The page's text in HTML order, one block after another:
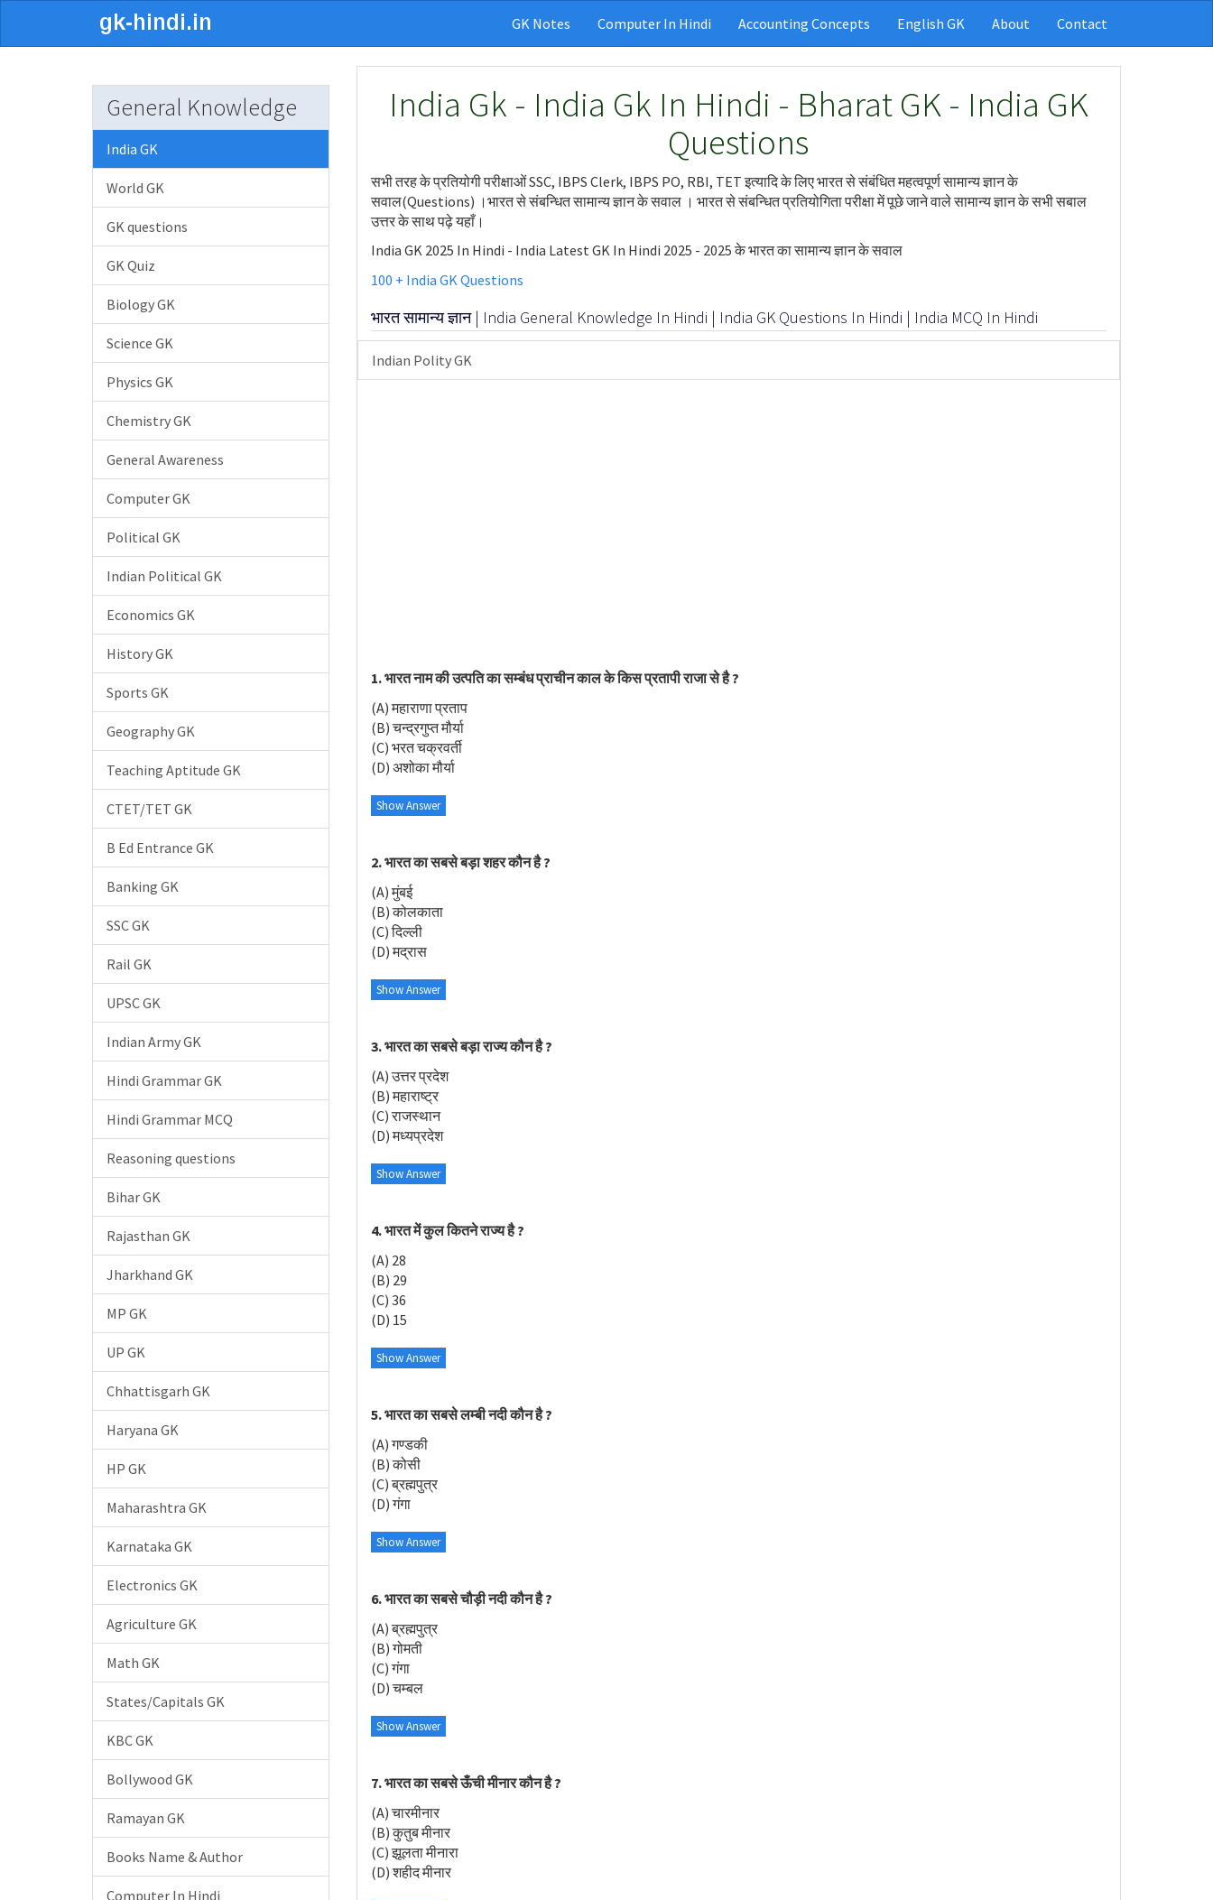
GK Notes Computer In Hindi Accounting Concepts English GK About Contact
India Gk - India Gk In Hindi - Bharat GK - India GK
Questions
सभी तरह के प्रतियोगी परीक्षाओं SSC, IBPS Clerk, IBPS PO, RBI, TET इत्यादि के लिए भारत से संबंधित महत्वपूर्ण सामान्य ज्ञान के
सवाल(Questions) ।भारत से संबन्धित सामान्य ज्ञान के सवाल । भारत से संबन्धित प्रतियोगिता परीक्षा में पूछे जाने वाले सामान्य ज्ञान के सभी सबाल
उत्तर के साथ पढ़े यहाँ।
India GK 2025 In Hindi - India Latest GK In Hindi 2025 - 2025 के भारत का सामान्य ज्ञान के सवाल
100 + India GK Questions
भारत सामान्य ज्ञान | India General Knowledge In Hindi | India GK Questions In Hindi | India MCQ In Hindi
Indian Polity GK
1. भारत नाम की उत्पति का सम्बंध प्राचीन काल के किस प्रतापी राजा से है ?
(A) महाराणा प्रताप
(B) चन्द्रगुप्त मौर्या
(C) भरत चक्रवर्ती
(D) अशोका मौर्या
Show Answer
2. भारत का सबसे बड़ा शहर कौन है ?
(A) मुंबई
(B) कोलकाता
(C) दिल्ली
(D) मद्रास
Show Answer
3. भारत का सबसे बड़ा राज्य कौन है ?
(A) उत्तर प्रदेश
(B) महाराष्ट्र
(C) राजस्थान
(D) मध्यप्रदेश
Show Answer
4. भारत में कुल कितने राज्य है ?
(A) 28
(B) 29
(C) 36
(D) 15
Show Answer
5. भारत का सबसे लम्बी नदी कौन है ?
(A) गण्डकी
(B) कोसी
(C) ब्रह्मपुत्र
(D) गंगा
Show Answer
6. भारत का सबसे चौड़ी नदी कौन है ?
(A) ब्रह्मपुत्र
(B) गोमती
(C) गंगा
(D) चम्बल
Show Answer
7. भारत का सबसे ऊँची मीनार कौन है ?
(A) चारमीनार
(B) कुतुब मीनार
(C) झूलता मीनारा
(D) शहीद मीनार
General Knowledge
India GK
World GK
GK questions
GK Quiz
Biology GK
Science GK
Physics GK
Chemistry GK
General Awareness
Computer GK
Political GK
Indian Political GK
Economics GK
History GK
Sports GK
Geography GK
Teaching Aptitude GK
CTET/TET GK
B Ed Entrance GK
Banking GK
SSC GK
Rail GK
UPSC GK
Indian Army GK
Hindi Grammar GK
Hindi Grammar MCQ
Reasoning questions
Bihar GK
Rajasthan GK
Jharkhand GK
MP GK
UP GK
Chhattisgarh GK
Haryana GK
HP GK
Maharashtra GK
Karnataka GK
Electronics GK
Agriculture GK
Math GK
States/Capitals GK
KBC GK
Bollywood GK
Ramayan GK
Books Name & Author
Computer In Hindi